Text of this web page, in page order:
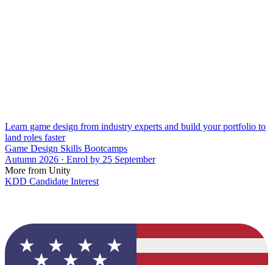
Learn game design from industry experts and build your portfolio to
land roles faster
Game Design Skills Bootcamps
Autumn 2026 · Enrol by 25 September
More from Unity
KDD Candidate Interest